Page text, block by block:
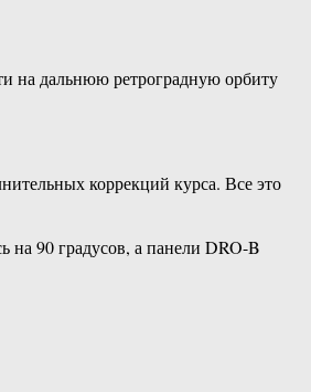
на дальнюю ретроградную орбиту
коррекций курса. Все это
на 90 градусов, а панели DRO-B